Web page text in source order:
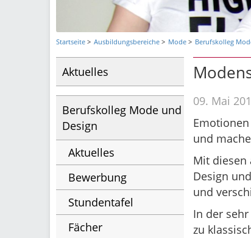
Startseite Ausbildungsbereiche Mode Berufskolleg
09. Mai
und
Mit diesen
Design
und
In der
zu
Aktuelles
Berufskolleg Mode und
Design
Aktuelles
Bewerbung
Stundentafel
Fächer